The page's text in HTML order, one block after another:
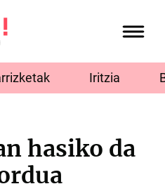
Iritzia
hasiko da